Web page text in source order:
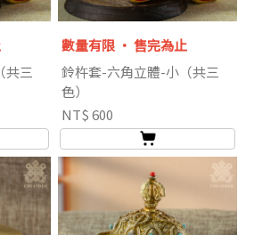
共三
數量有限 ‧ 售完為止
鈴杵套-六角立體-小（共三
色）
NT$ 600